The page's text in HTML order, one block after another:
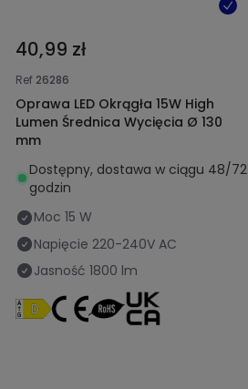
40,99 zł
Ref 26286
Oprawa LED Okrągła 15W High
Lumen Średnica Wycięcia Ø 130
mm
Dostępny, dostawa w ciągu 48/72
godzin
Moc 15 W
Napięcie 220-240V AC
Jasność 1800 lm